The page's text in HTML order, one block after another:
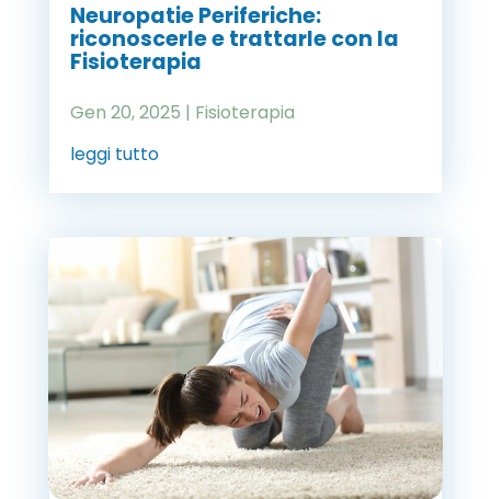
Neuropatie Periferiche:
riconoscerle e trattarle con la
Fisioterapia
Gen 20, 2025 | Fisioterapia
leggi tutto